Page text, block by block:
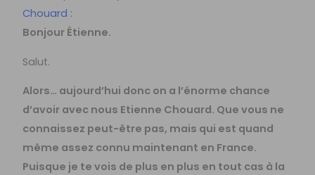
Chouard :
Bonjour Étienne.
Salut.
Alors… aujourd’hui donc on a l’énorme chance
d’avoir avec nous Etienne Chouard. Que vous ne
connaissez peut-être pas, mais qui est quand
même assez connu maintenant en France.
Puisque je te vois de plus en plus en tout cas à la